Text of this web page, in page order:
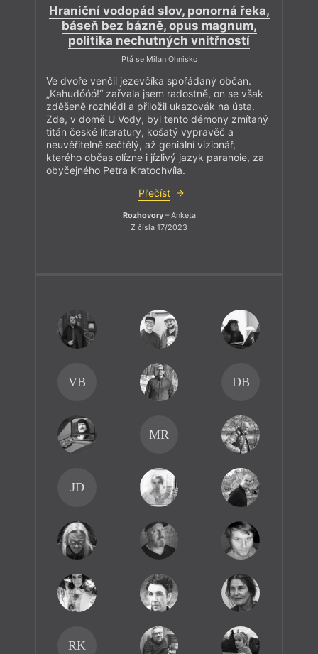
Hraniční vodopád slov, ponorná řeka,
báseň bez bázně, opus magnum,
politika nechutných vnitřností
Ptá se Milan Ohnisko
Ve dvoře venčil jezevčíka spořádaný občan.
„Kahudóóó!“ zařvala jsem radostně, on se však
zděšeně rozhlédl a přiložil ukazovák na ústa.
Zde, v domě U Vody, byl tento démony zmítaný
titán české literatury, košatý vypravěč a
neuvěřitelně sečtělý, až geniální vizionář,
kterého občas olízne i jízlivý jazyk paranoie, za
obyčejného Petra Kratochvíla.
Přečíst
Rozhovory– Anketa
Z čísla 17/2023
VB DB
MR
JD
RK